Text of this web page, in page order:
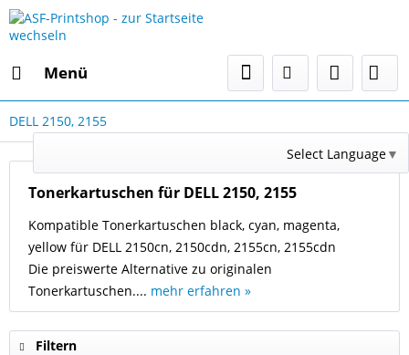
Menü
Select Language▼
DELL 2150, 2155
Tonerkartuschen für DELL 2150, 2155
Kompatible Tonerkartuschen black, cyan, magenta,
yellow für DELL 2150cn, 2150cdn, 2155cn, 2155cdn
Die preiswerte Alternative zu originalen
Tonerkartuschen.... mehr erfahren »
Filtern